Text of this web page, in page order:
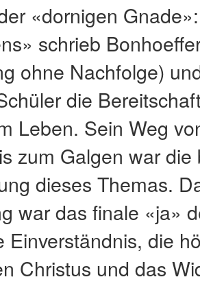
«dornigen
schrieb
ohne Nachfolge)
die
Leben. Sein Weg
zum Galgen war die
dieses Themas.
war das finale «ja»
Einverständnis, die
Christus und das